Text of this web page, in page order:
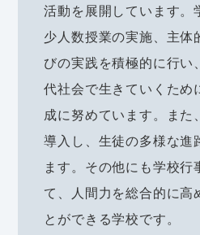
活動を展開しています。
少人数授業の実施、主体
びの実践を積極的に行い
代社会で生きていくため
成に努めています。また
導入し、生徒の多様な進
ます。その他にも学校行
て、人間力を総合的に高
とができる学校です。